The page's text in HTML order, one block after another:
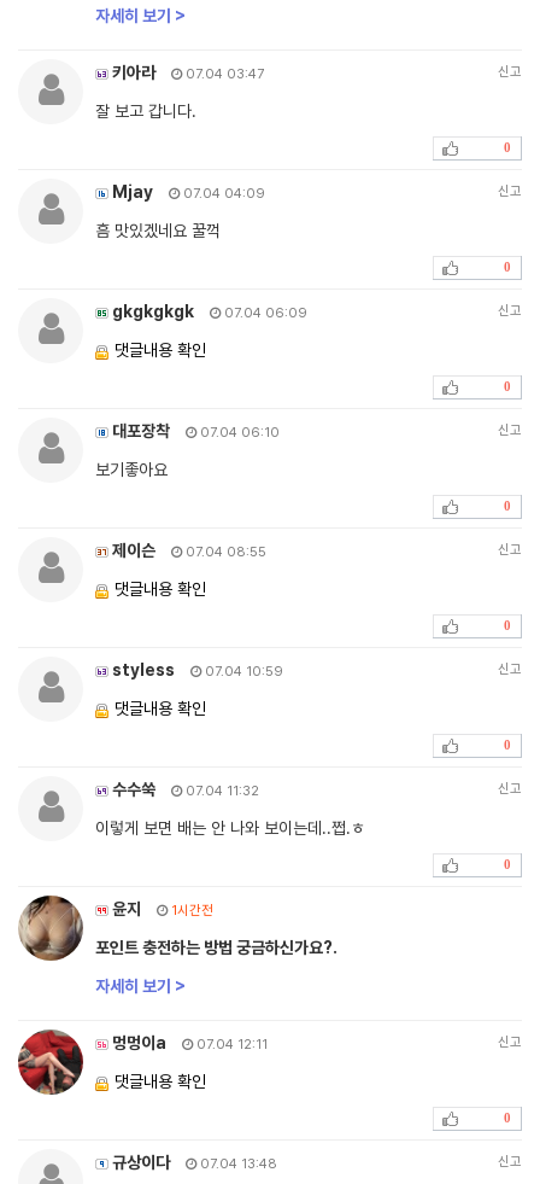
자세히 보기 >
키아라 07.04 03:47 신고
잘 보고 갑니다.
0
Mjay 07.04 04:09 신고
흠 맛있겠네요 꿀꺽
0
gkgkgkgk 07.04 06:09 신고
댓글내용 확인
0
대포장착 07.04 06:10 신고
보기좋아요
0
제이슨 07.04 08:55 신고
댓글내용 확인
0
styless 07.04 10:59 신고
댓글내용 확인
0
수수쑥 07.04 11:32 신고
이렇게 보면 배는 안 나와 보이는데..쩝.ㅎ
0
윤지 1시간전
포인트 충전하는 방법 궁금하신가요?.
자세히 보기 >
멍멍이a 07.04 12:11 신고
댓글내용 확인
0
규상이다 07.04 13:48 신고